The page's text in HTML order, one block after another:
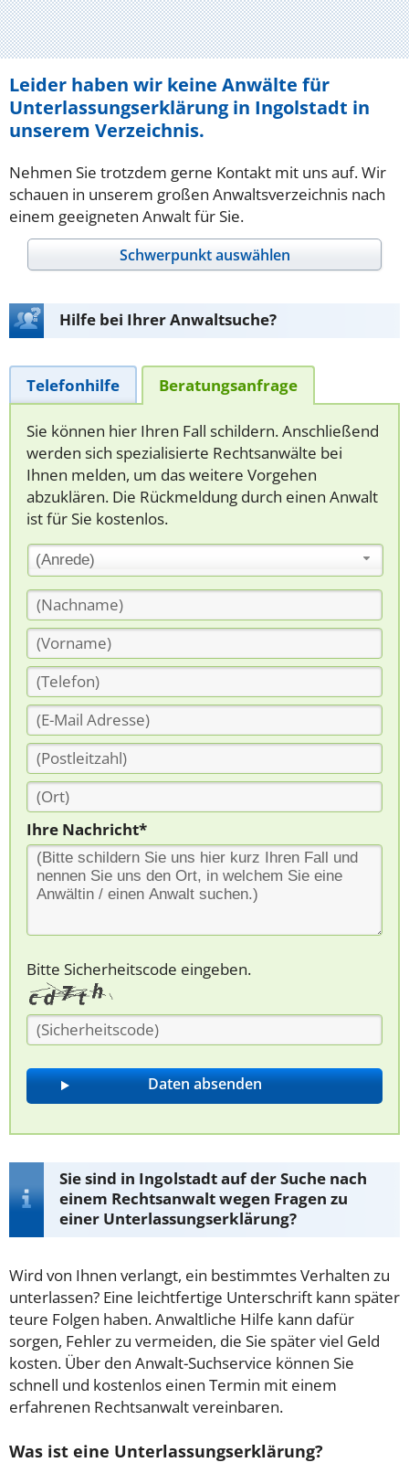
Leider haben wir keine Anwälte für
Unterlassungserklärung in Ingolstadt in
unserem Verzeichnis.
Nehmen Sie trotzdem gerne Kontakt mit uns auf. Wir
schauen in unserem großen Anwaltsverzeichnis nach
einem geeigneten Anwalt für Sie.
Schwerpunkt auswählen
Hilfe bei Ihrer Anwaltsuche?
Telefonhilfe Beratungsanfrage
Sie können hier Ihren Fall schildern. Anschließend
werden sich spezialisierte Rechtsanwälte bei
Ihnen melden, um das weitere Vorgehen
abzuklären. Die Rückmeldung durch einen Anwalt
ist für Sie kostenlos.
(Anrede)
Ihre Nachricht*
Bitte Sicherheitscode eingeben.
Sie sind in Ingolstadt auf der Suche nach
einem Rechtsanwalt wegen Fragen zu
einer Unterlassungserklärung?
Wird von Ihnen verlangt, ein bestimmtes Verhalten zu
unterlassen? Eine leichtfertige Unterschrift kann später
teure Folgen haben. Anwaltliche Hilfe kann dafür
sorgen, Fehler zu vermeiden, die Sie später viel Geld
kosten. Über den Anwalt-Suchservice können Sie
schnell und kostenlos einen Termin mit einem
erfahrenen Rechtsanwalt vereinbaren.
Was ist eine Unterlassungserklärung?